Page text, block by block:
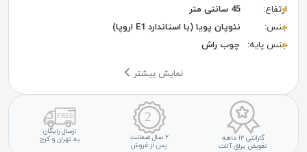
ارتفاع:
45 سانتی متر
جنس:
نئوپان پویا (با استاندارد E1 اروپا)
جنس پایه:
چوب راش
نمایش بیشتر
گارانتی ۱۲ ماهه
تعویض یراق آلات
۲ سال ضمانت
پس از فروش
ارسال رایگان
به تهران و کرج